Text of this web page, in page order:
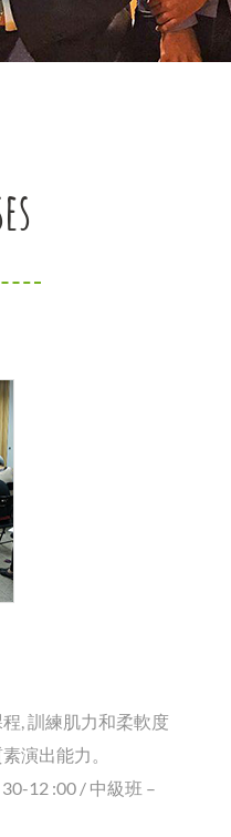
, 訓練肌力和柔軟度
演出能力。
12 :00 / 中級班 –